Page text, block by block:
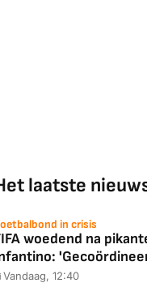
Coolblue
laatste
in crisis
woedend na
Vandaag, 12:40